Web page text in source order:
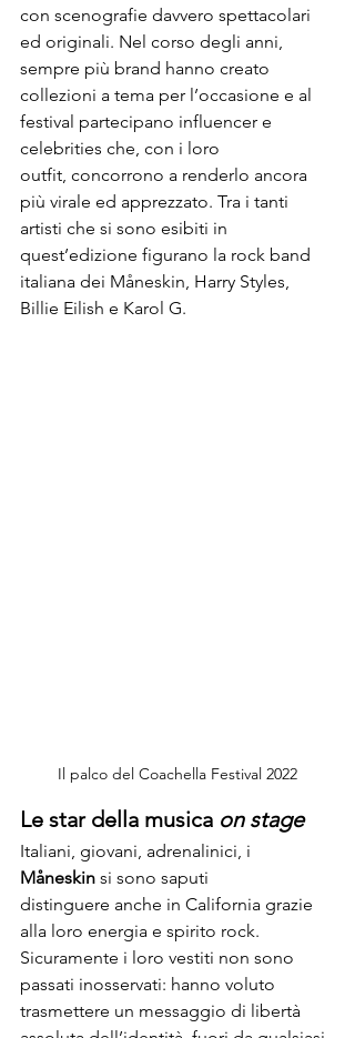
con scenografie davvero spettacolari
ed originali. Nel corso degli anni,
sempre più brand hanno creato
collezioni a tema per l’occasione e al
festival partecipano influencer e
celebrities che, con i loro
outfit, concorrono a renderlo ancora
più virale ed apprezzato. Tra i tanti
artisti che si sono esibiti in
quest’edizione figurano la rock band
italiana dei Måneskin, Harry Styles,
Billie Eilish e Karol G.
Il palco del Coachella Festival 2022
Le star della musica on stage
Italiani, giovani, adrenalinici, i
Måneskin si sono saputi
distinguere anche in California grazie
alla loro energia e spirito rock.
Sicuramente i loro vestiti non sono
passati inosservati: hanno voluto
trasmettere un messaggio di libertà